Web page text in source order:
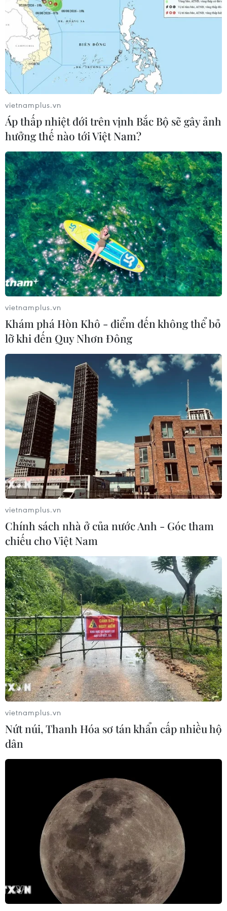
vietnamplus.vn
Áp thấp nhiệt đới trên vịnh Bắc Bộ sẽ gây ảnh
hưởng thế nào tới Việt Nam?
vietnamplus.vn
Khám phá Hòn Khô - điểm đến không thể bỏ
lỡ khi đến Quy Nhơn Đông
vietnamplus.vn
Chính sách nhà ở của nước Anh - Góc tham
chiếu cho Việt Nam
vietnamplus.vn
Nứt núi, Thanh Hóa sơ tán khẩn cấp nhiều hộ
dân